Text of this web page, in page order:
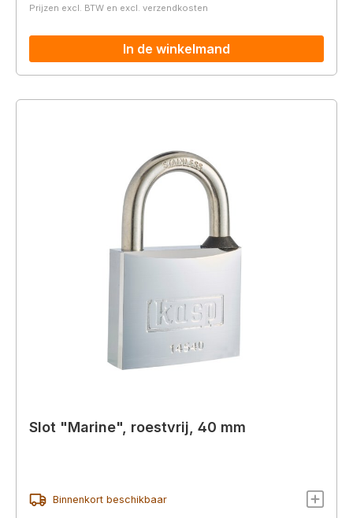
Prijzen excl. BTW en excl. verzendkosten
In de winkelmand
Slot "Marine", roestvrij, 40 mm
Binnenkort beschikbaar